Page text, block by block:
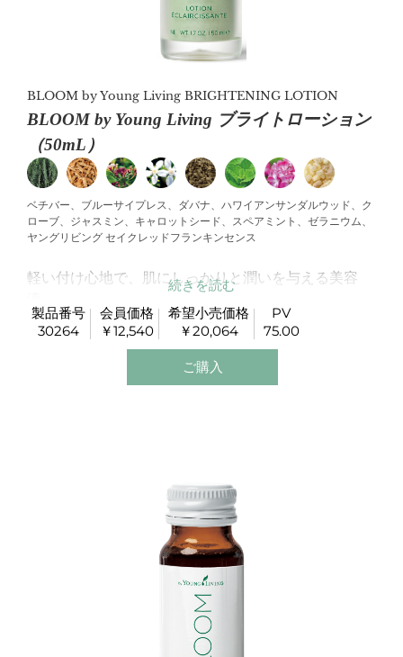
BLOOM by Young Living BRIGHTENING LOTION
BLOOM by Young Living ブライトローション
（50mL）
ベチバー、ブルーサイプレス、ダバナ、ハワイアンサンダルウッド、ク
ローブ、ジャスミン、キャロットシード、スペアミント、ゼラニウム、
ヤングリビング セイクレッドフランキンセンス
軽い付け心地で、肌にしっかりと潤いを与える美容
天然由来のエッセンシャルオイル成分が肌を守り、明
るく色ムラのない、なめらかな肌 ※へと導きます。
製品番号
30264
会員価格
￥12,540
希望小売価格
￥20,064
PV
75.00
ご購入